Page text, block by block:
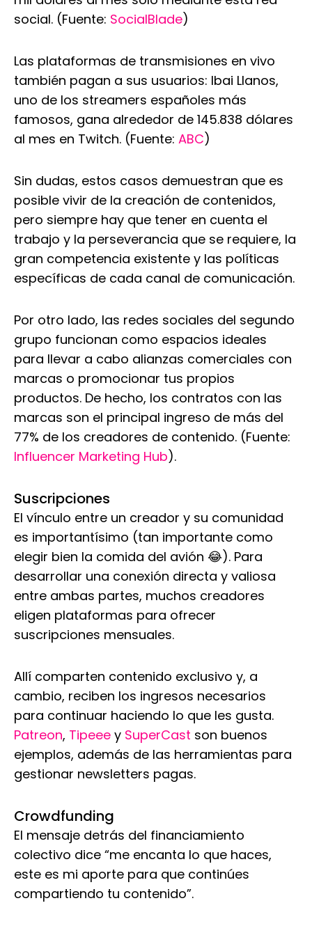
social. (Fuente: SocialBlade)
Las plataformas de transmisiones en vivo
también pagan a sus usuarios: Ibai Llanos,
uno de los streamers españoles más
famosos, gana alrededor de 145.838 dólares
al mes en Twitch. (Fuente: ABC)
Sin dudas, estos casos demuestran que es
posible vivir de la creación de contenidos,
pero siempre hay que tener en cuenta el
trabajo y la perseverancia que se requiere, la
gran competencia existente y las políticas
específicas de cada canal de comunicación.
Por otro lado, las redes sociales del segundo
grupo funcionan como espacios ideales
para llevar a cabo alianzas comerciales con
marcas o promocionar tus propios
productos. De hecho, los contratos con las
marcas son el principal ingreso de más del
77% de los creadores de contenido. (Fuente:
Influencer Marketing Hub).
Suscripciones
El vínculo entre un creador y su comunidad
es importantísimo (tan importante como
elegir bien la comida del avión 😂). Para
desarrollar una conexión directa y valiosa
entre ambas partes, muchos creadores
eligen plataformas para ofrecer
suscripciones mensuales.
Allí comparten contenido exclusivo y, a
cambio, reciben los ingresos necesarios
para continuar haciendo lo que les gusta.
Patreon, Tipeee y SuperCast son buenos
ejemplos, además de las herramientas para
gestionar newsletters pagas.
Crowdfunding
El mensaje detrás del financiamiento
colectivo dice “me encanta lo que haces,
este es mi aporte para que continúes
compartiendo tu contenido”.